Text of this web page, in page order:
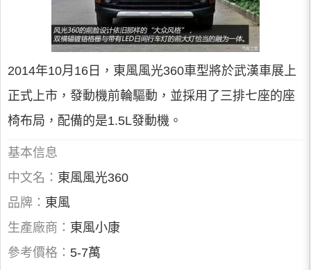
2014年10月16日，東風風光360車型將於武漢車展上
正式上市，發動機前輪驅動，並採用了三排七座的座
椅布局，配備的是1.5L發動機。
基本信息
中文名： 東風風光360
品牌： 東風
生產廠商： 東風小康
參考價格： 5-7萬